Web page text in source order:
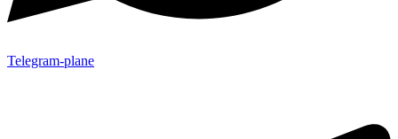
Telegram-plane